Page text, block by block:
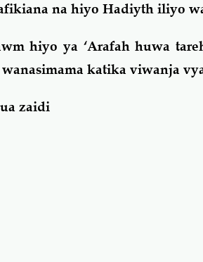
na hiyo Hadiyth iliyo
hiyo ya ‘Arafah huwa
katika viwanja
zaidi